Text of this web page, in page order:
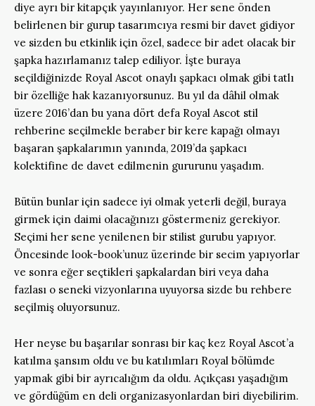
diye ayrı bir kitapçık yayınlanıyor. Her sene önden
belirlenen bir gurup tasarımcıya resmi bir davet gidiyor
ve sizden bu etkinlik için özel, sadece bir adet olacak bir
şapka hazırlamanız talep ediliyor. İşte buraya
seçildiğinizde Royal Ascot onaylı şapkacı olmak gibi tatlı
bir özelliğe hak kazanıyorsunuz. Bu yıl da dâhil olmak
üzere 2016’dan bu yana dört defa Royal Ascot stil
rehberine seçilmekle beraber bir kere kapağı olmayı
başaran şapkalarımın yanında, 2019’da şapkacı
kolektifine de davet edilmenin gururunu yaşadım.
Bütün bunlar için sadece iyi olmak yeterli değil, buraya
girmek için daimi olacağınızı göstermeniz gerekiyor.
Seçimi her sene yenilenen bir stilist gurubu yapıyor.
Öncesinde look-book’unuz üzerinde bir secim yapıyorlar
ve sonra eğer seçtikleri şapkalardan biri veya daha
fazlası o seneki vizyonlarına uyuyorsa sizde bu rehbere
seçilmiş oluyorsunuz.
Her neyse bu başarılar sonrası bir kaç kez Royal Ascot’a
katılma şansım oldu ve bu katılımları Royal bölümde
yapmak gibi bir ayrıcalığım da oldu. Açıkçası yaşadığım
ve gördüğüm en deli organizasyonlardan biri diyebilirim.